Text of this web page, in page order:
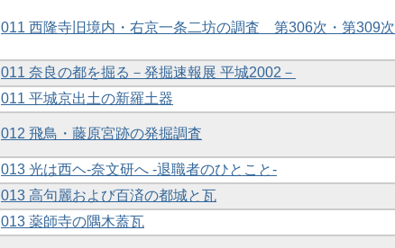
011 西隆寺旧境内・右京一条二坊の調査 第306次・第309次
011 奈良の都を掘る－発掘速報展 平城2002－
011 平城京出土の新羅土器
012 飛鳥・藤原宮跡の発掘調査
013 光は西ヘ-奈文研へ -退職者のひとこと-
013 高句麗および百済の都城と瓦
013 薬師寺の隅木蓋瓦